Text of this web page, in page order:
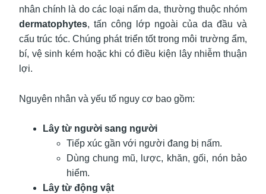
nhân chính là do các loại nấm da, thường thuộc nhóm
dermatophytes, tấn công lớp ngoài của da đầu và
cấu trúc tóc. Chúng phát triển tốt trong môi trường ẩm,
bí, vệ sinh kém hoặc khi có điều kiện lây nhiễm thuận
lợi.
Nguyên nhân và yếu tố nguy cơ bao gồm:
Lây từ người sang người
Tiếp xúc gần với người đang bị nấm.
Dùng chung mũ, lược, khăn, gối, nón bảo
hiểm.
Lây từ động vật